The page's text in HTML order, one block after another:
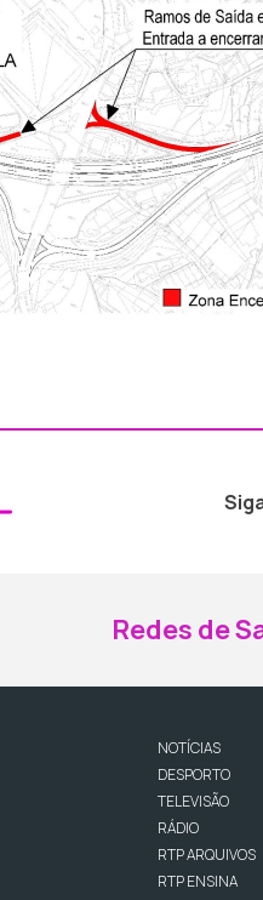
Redes de
NOTÍCIAS
DESPORTO
TELEVISÃO
RÁDIO
RTP ARQUIVOS
RTP ENSINA